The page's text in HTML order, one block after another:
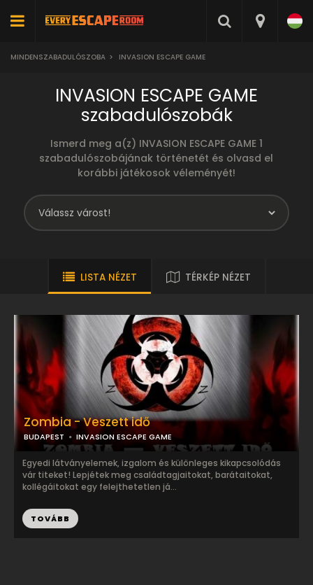
MINDENSZABADULÓSZOBA > INVASION ESCAPE GAME
INVASION ESCAPE GAME
szabadulószobák
Ismerd meg a(z) INVASION ESCAPE GAME 1
szabadulószobájának történetét és olvasd el
korábbi játékosok véleményét!
LISTA NÉZET TÉRKÉP NÉZET
Zombia - Veszett idő
BUDAPEST INVASION ESCAPE GAME
Egyedi látványelemek, izgalom és különleges kikapcsolódás
vár titeket! Lepjétek meg családtagjaitokat, barátaitokat,
kollégáitokat egy felejthetetlen já...
TOVÁBB